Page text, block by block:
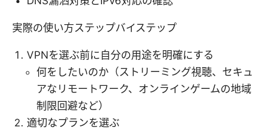
実際の使い方ステップバイステップ
VPNを選ぶ前に自分の用途を明確にする
何をしたいのか（ストリーミング視聴、セキュ
アなリモートワーク、オンラインゲームの地域
制限回避など）
適切なプランを選ぶ